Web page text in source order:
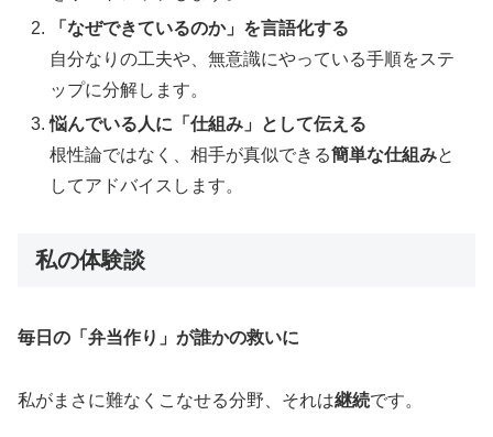
「なぜできているのか」を言語化する
自分なりの工夫や、無意識にやっている手順をステ
ップに分解します。
悩んでいる人に「仕組み」として伝える
根性論ではなく、相手が真似できる簡単な仕組みと
してアドバイスします。
私の体験談
毎日の「弁当作り」が誰かの救いに
私がまさに難なくこなせる分野、それは継続です。